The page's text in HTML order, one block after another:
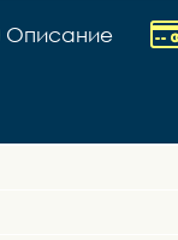
Описание